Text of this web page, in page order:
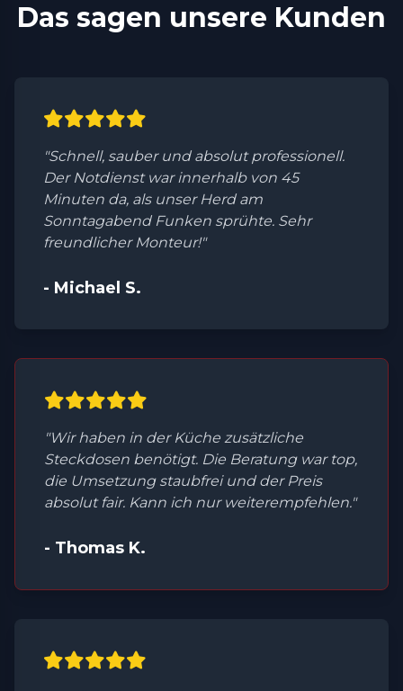
Das sagen unsere Kunden
"Schnell, sauber und absolut professionell.
Der Notdienst war innerhalb von 45
Minuten da, als unser Herd am
Sonntagabend Funken sprühte. Sehr
freundlicher Monteur!"
- Michael S.
"Wir haben in der Küche zusätzliche
Steckdosen benötigt. Die Beratung war top,
die Umsetzung staubfrei und der Preis
absolut fair. Kann ich nur weiterempfehlen."
- Thomas K.